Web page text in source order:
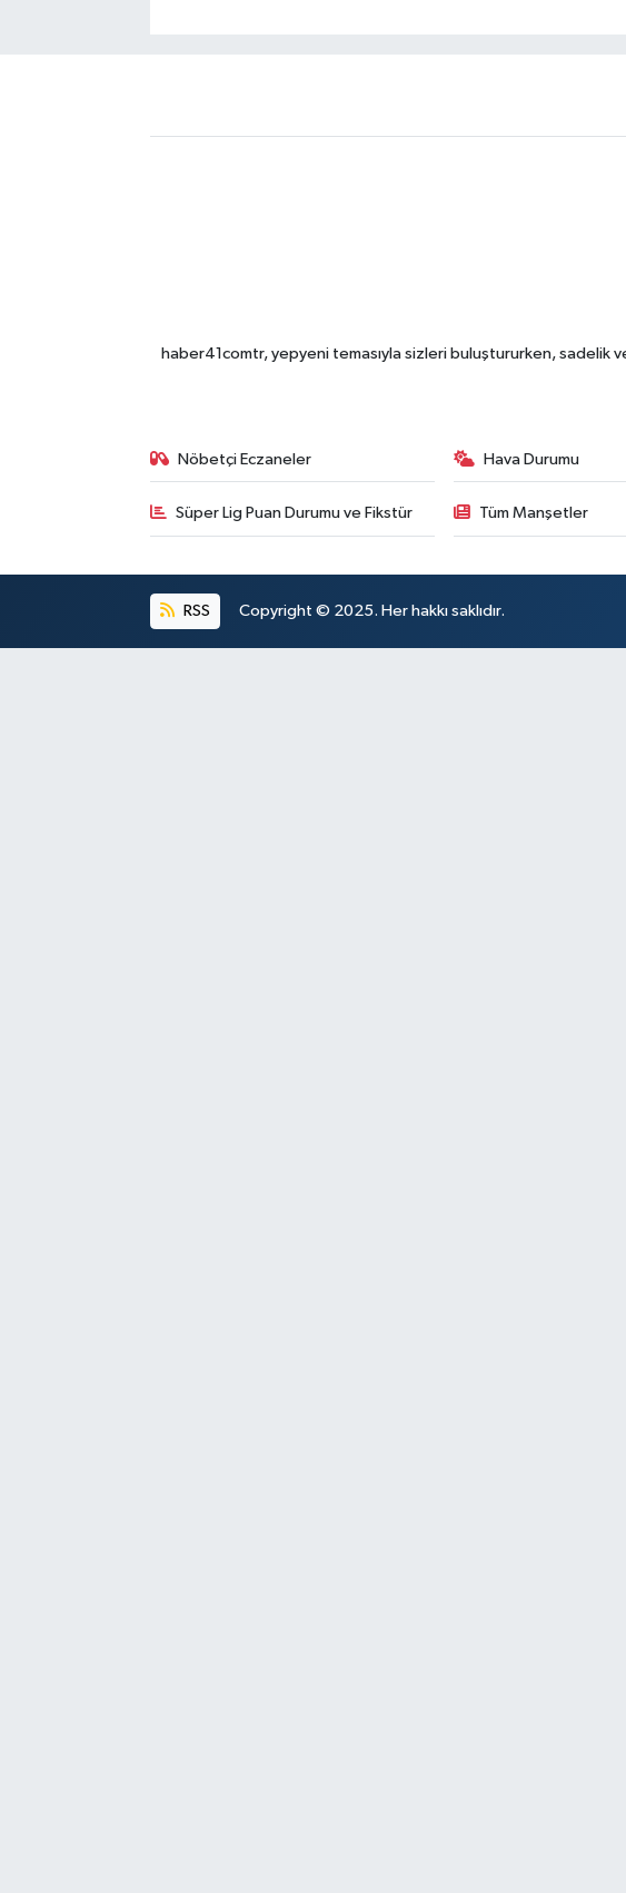
haber41comtr, yepyeni temasıyla sizleri buluştururken, sadelik
Nöbetçi Eczaneler Hava Durumu
Süper Lig Puan Durumu ve Fikstür Tüm Manşetler
RSS Copyright © 2025. Her hakkı saklıdır.